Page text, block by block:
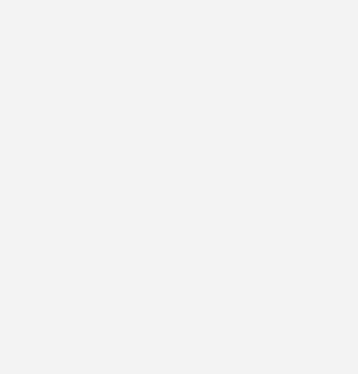
Newsletter bin ich damit einverstanden, über
Online-Angebote
Co. KG
widerrufen und eine Abmeldung ist
zum Umgang mit Daten finden Sie